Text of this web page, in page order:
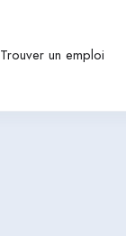
Trouver un emploi